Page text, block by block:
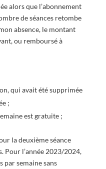
alors que l’abonnement
de séances retombe
absence, le montant
ou remboursé à
qui avait été supprimée
;
est gratuite ;
la deuxième séance
Pour l’année 2023/2024,
par semaine sans